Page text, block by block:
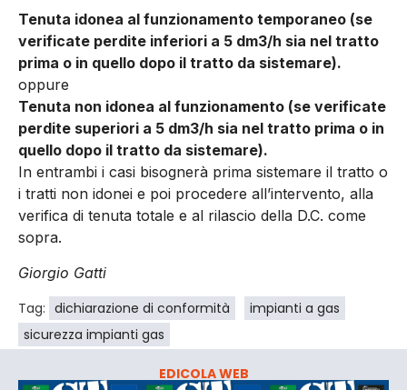
Tenuta idonea al funzionamento temporaneo (se
verificate perdite inferiori a 5 dm3/h sia nel tratto
prima o in quello dopo il tratto da sistemare).
oppure
Tenuta non idonea al funzionamento (se verificate
perdite superiori a 5 dm3/h sia nel tratto prima o in
quello dopo il tratto da sistemare).
In entrambi i casi bisognerà prima sistemare il tratto o
i tratti non idonei e poi procedere all’intervento, alla
verifica di tenuta totale e al rilascio della D.C. come
sopra.
Giorgio Gatti
Tag: dichiarazione di conformità
impianti a gas
sicurezza impianti gas
EDICOLA WEB